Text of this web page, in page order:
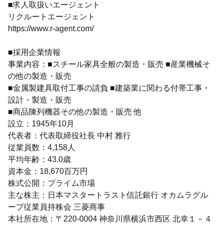
■求人取扱いエージェント
リクルートエージェント
https://www.r-agent.com/
■採用企業情報
事業内容：■スチール家具全般の製造・販売 ■産業機械そ
の他の製造・販売
■金属製建具取付工事の請負 ■建築業に関わる付帯工事・
設計・製造・販売
■商品陳列機器その他の製造・販売 他
設立：1945年10月
代表者：代表取締役社長 中村 雅行
従業員数：4,158人
平均年齢：43.0歳
資本金：18,670百万円
株式公開：プライム市場
主な株主：日本マスタートラスト信託銀行 オカムラグル
ープ従業員持株会 三菱商事
本社所在地：〒220-0004 神奈川県横浜市西区 北幸１－４